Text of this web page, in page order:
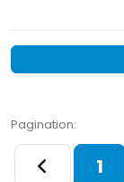
Pagination:
1